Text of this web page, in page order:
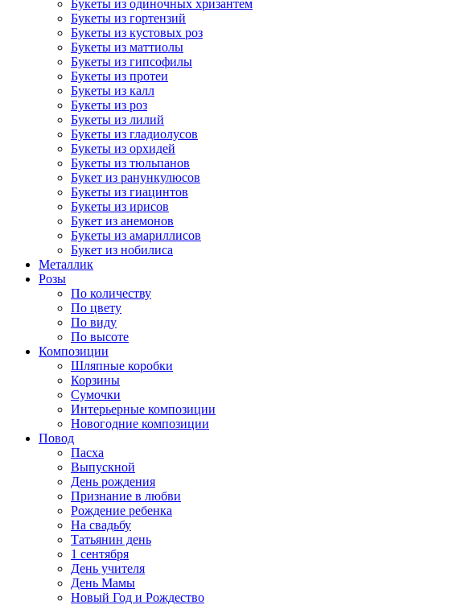
Букеты из одиночных хризантем
Букеты из гортензий
Букеты из кустовых роз
Букеты из маттиолы
Букеты из гипсофилы
Букеты из протеи
Букеты из калл
Букеты из роз
Букеты из лилий
Букеты из гладиолусов
Букеты из орхидей
Букеты из тюльпанов
Букет из ранункулюсов
Букеты из гиацинтов
Букеты из ирисов
Букет из анемонов
Букеты из амариллисов
Букет из нобилиса
Металлик
Розы
По количеству
По цвету
По виду
По высоте
Композиции
Шляпные коробки
Корзины
Сумочки
Интерьерные композиции
Новогодние композиции
Повод
Пасха
Выпускной
День рождения
Признание в любви
Рождение ребенка
На свадьбу
Татьянин день
1 сентября
День учителя
День Мамы
Новый Год и Рождество